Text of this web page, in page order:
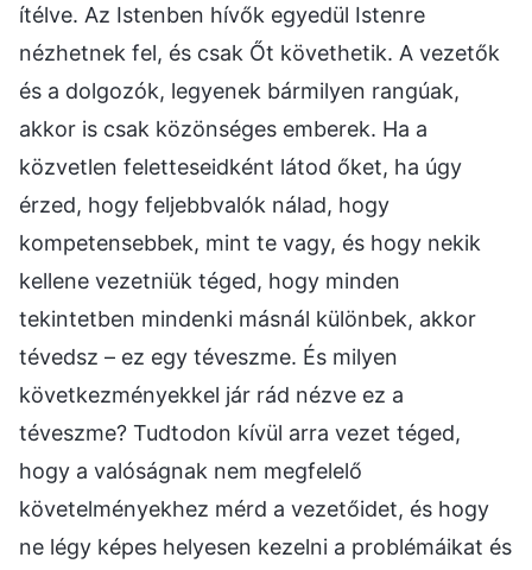
ítélve. Az Istenben hívők egyedül Istenre
nézhetnek fel, és csak Őt követhetik. A vezetők
és a dolgozók, legyenek bármilyen rangúak,
akkor is csak közönséges emberek. Ha a
közvetlen feletteseidként látod őket, ha úgy
érzed, hogy feljebbvalók nálad, hogy
kompetensebbek, mint te vagy, és hogy nekik
kellene vezetniük téged, hogy minden
tekintetben mindenki másnál különbek, akkor
tévedsz – ez egy téveszme. És milyen
következményekkel jár rád nézve ez a
téveszme? Tudtodon kívül arra vezet téged,
hogy a valóságnak nem megfelelő
követelményekhez mérd a vezetőidet, és hogy
ne légy képes helyesen kezelni a problémáikat és